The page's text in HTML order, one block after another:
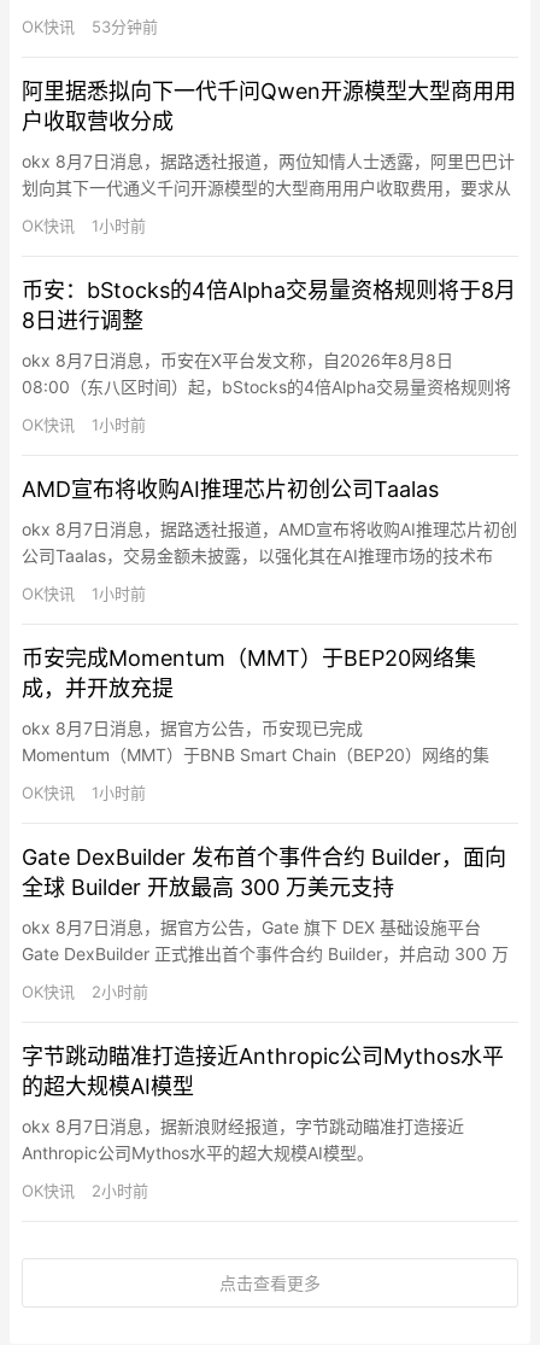
该项目将作为独立基础设施运行，不隶属于现有平台，也不纳入国
家结算存管机构。目前格式尚未最终确定，相关讨论仍在进行中。
莫斯科交易所的数字存管库，或自建加密资产基础设施…
OK快讯 53分钟前
阿里据悉拟向下一代千问Qwen开源模型大型商用用
户收取营收分成
okx 8月7日消息，据路透社报道，两位知情人士透露，阿里巴巴计
划向其下一代通义千问开源模型的大型商用用户收取费用，要求从
收益中抽取一定比例的分成。与月之暗面此前发布的Kimi K3模型
类似，阿里巴巴的Qwen3.8-Max模型是一款开源开放权重模型，
们通常认为开源即免费，但月之暗面旗下 Kimi K…
OK快讯 1小时前
币安：bStocks的4倍Alpha交易量资格规则将于8月
8日进行调整
okx 8月7日消息，币安在X平台发文称，自2026年8月8日
08:00（东八区时间）起，bStocks的4倍Alpha交易量资格规则将
进行调整。每周一08:00至周六07:59（东八区时间）期间，交易
指定bStocks可获得4倍Alpha交易量，交易其他bStocks获得1
bStocks均获得…
OK快讯 1小时前
AMD宣布将收购AI推理芯片初创公司Taalas
okx 8月7日消息，据路透社报道，AMD宣布将收购AI推理芯片初创
公司Taalas，交易金额未披露，以强化其在AI推理市场的技术布
局。AMD计划将Taalas技术整合至其加速器路线图，并开发基于
AMD Instinct GPU的系统级解决方案。Taalas成立于2023年，总
存瓶颈。随着AI从训练…
OK快讯 1小时前
币安完成Momentum（MMT）于BEP20网络集
成，并开放充提
okx 8月7日消息，据官方公告，币安现已完成
Momentum（MMT）于BNB Smart Chain（BEP20）网络的集
成，并开放充值、提现业务。
OK快讯 1小时前
Gate DexBuilder 发布首个事件合约 Builder，面向
全球 Builder 开放最高 300 万美元支持
okx 8月7日消息，据官方公告，Gate 旗下 DEX 基础设施平台
Gate DexBuilder 正式推出首个事件合约 Builder，并启动 300 万
美元资助计划，面向全球项目方、开发者、社区及 Web3 应用开放
合作，推动事件合约市场生态建设。事件合约 Builder 致力于降低
支持、结算…
OK快讯 2小时前
字节跳动瞄准打造接近Anthropic公司Mythos水平
的超大规模AI模型
okx 8月7日消息，据新浪财经报道，字节跳动瞄准打造接近
Anthropic公司Mythos水平的超大规模AI模型。
OK快讯 2小时前
点击查看更多